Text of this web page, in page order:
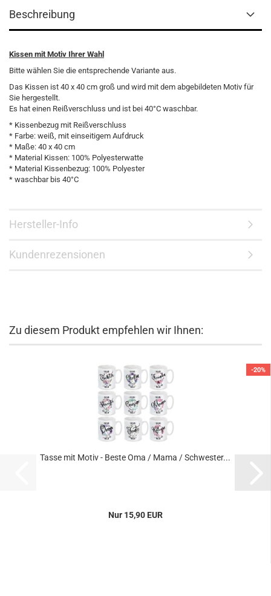
Beschreibung
Kissen mit Motiv Ihrer Wahl
Bitte wählen Sie die entsprechende Variante aus.
Das Kissen ist 40 x 40 cm groß und wird mit dem abgebildeten Motiv für
Sie hergestellt.
Es hat einen Reißverschluss und ist bei 40°C waschbar.
* Kissenbezug mit Reißverschluss
* Farbe: weiß, mit einseitigem Aufdruck
* Maße: 40 x 40 cm
* Material Kissen: 100% Polyesterwatte
* Material Kissenbezug: 100% Polyester
* waschbar bis 40°C
Hersteller-Info
Kundenrezensionen
Zu diesem Produkt empfehlen wir Ihnen:
-20%
Tasse mit Motiv - Beste Oma / Mama / Schwester...
Nur 15,90 EUR